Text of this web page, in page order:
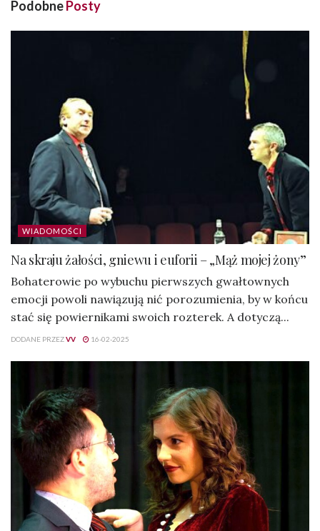
PodobnePosty
WIADOMOŚCI
Na skraju żałości, gniewu i euforii – „Mąż mojej żony”
Bohaterowie po wybuchu pierwszych gwałtownych
emocji powoli nawiązują nić porozumienia, by w końcu
stać się powiernikami swoich rozterek. A dotyczą...
DODANE PRZEZVV 16-02-2025